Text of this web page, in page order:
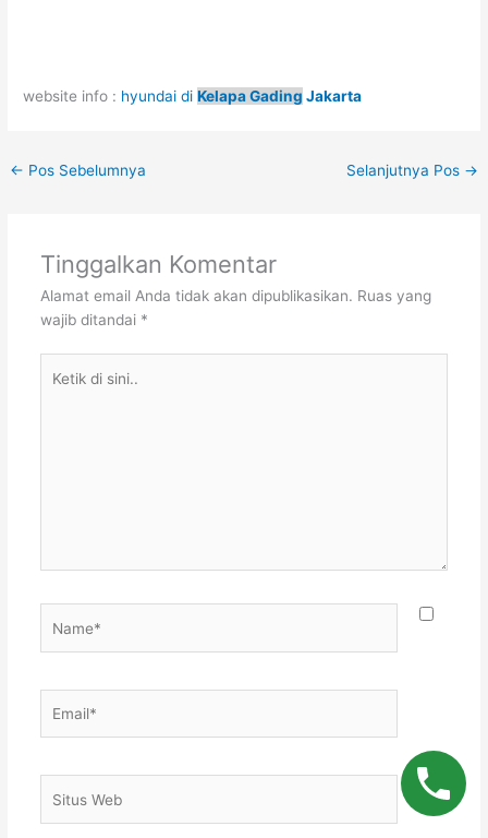
website info : hyundai diKelapa Gading Jakarta
← Pos Sebelumnya Selanjutnya Pos →
Tinggalkan Komentar
Alamat email Anda tidak akan dipublikasikan. Ruas yang
wajib ditandai *
Web